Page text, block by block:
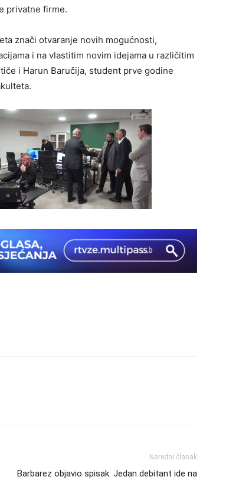
privatne firme.
znači otvaranje novih mogućnosti,
i na vlastitim novim idejama u različitim
i Harun Baručija, student prve godine
Naredni članak
Barbarez objavio spisak: Jedan debitant ide na